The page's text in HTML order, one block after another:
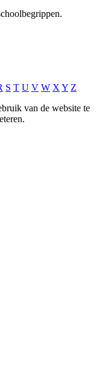
S T U V W X Y Z
van de website te